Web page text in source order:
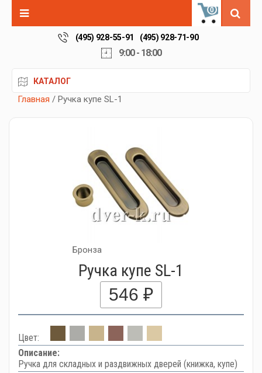
0
(495) 928-55-91 (495) 928-71-90
9:00 - 18:00
КАТАЛОГ
Главная / Ручка купе SL-1
Бронза
Ручка купе SL-1
546 ₽
Цвет:
Описание:
Ручка для складных и раздвижных дверей (книжка, купе)